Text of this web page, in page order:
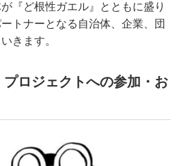
『ど根性ガエル』とともに盛り
トナーとなる自治体、企業、団
きます。
プロジェクトへの参加・お